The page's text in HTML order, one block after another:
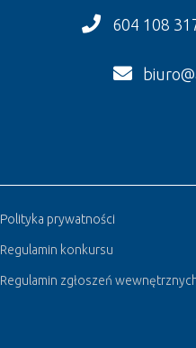
604 108
Polityka prywatności
Regulamin konkursu
Regulamin zgłoszeń